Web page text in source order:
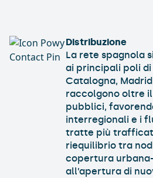
Distribuzione
La rete spagnola
ai principali poli di
Catalogna,
raccolgono oltre
pubblici,
interregionali e i
tratte più
riequilibrio tra
copertura
all’apertura di